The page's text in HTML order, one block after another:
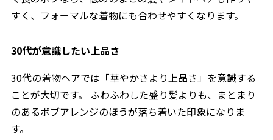
すく、フォーマルな着物にも合わせやすくなります。
30代が意識したい上品さ
30代の着物ヘアでは「華やかさより上品さ」を意識する
ことが大切です。 ふわふわした盛り髪よりも、まとまり
のあるボブアレンジのほうが落ち着いた印象になりま
す。